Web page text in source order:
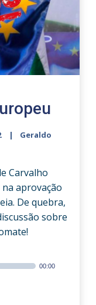
Geraldo
Carvalho
aprovação
De quebra,
sobre
00:00